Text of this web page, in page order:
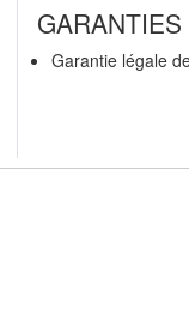
GARANTIES
Garantie légale